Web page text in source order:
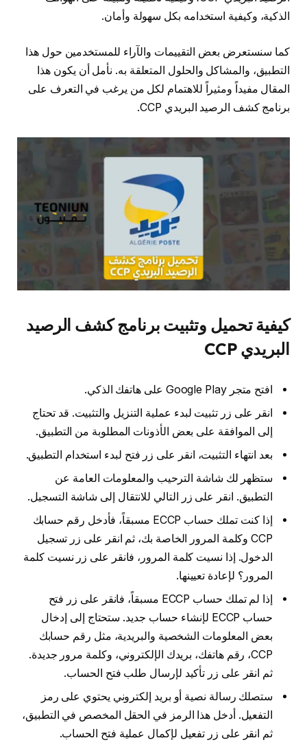
الذكية، وكيفية استخدامه بكل سهولة وأمان.
كما سنستعرض بعض التقييمات والآراء للمستخدمين حول هذا
التطبيق، والمشاكل والحلول المتعلقة به. نأمل أن يكون هذا
المقال مفيداً ومثيراً للاهتمام لكل من يرغب في التعرف على
برنامج كشف الرصيد البريدي CCP.
كيفية تحميل وتثبيت برنامج كشف الرصيد
البريدي CCP
افتح متجر Google Play على هاتفك الذكي.
انقر على زر تثبيت لبدء عملية التنزيل والتثبيت. قد تحتاج
إلى الموافقة على بعض الأذونات المطلوبة من التطبيق.
بعد انتهاء التثبيت، انقر على زر فتح لبدء استخدام التطبيق.
ستظهر لك شاشة الترحيب والمعلومات العامة عن
التطبيق. انقر على زر التالي للانتقال إلى شاشة التسجيل.
إذا كنت تملك حساب ECCP مسبقاً، فأدخل رقم حسابك
CCP وكلمة المرور الخاصة بك، ثم انقر على زر تسجيل
الدخول. إذا نسيت كلمة المرور، فانقر على زر نسيت كلمة
المرور؟ لإعادة تعيينها.
إذا لم تملك حساب ECCP مسبقاً، فانقر على زر فتح
حساب ECCP لإنشاء حساب جديد. ستحتاج إلى إدخال
بعض المعلومات الشخصية والبريدية، مثل رقم حسابك
CCP، رقم هاتفك، بريدك الإلكتروني، وكلمة مرور جديدة.
ثم انقر على زر تأكيد لإرسال طلب فتح الحساب.
ستصلك رسالة نصية أو بريد إلكتروني يحتوي على رمز
التفعيل. أدخل هذا الرمز في الحقل المخصص في التطبيق،
ثم انقر على زر تفعيل لإكمال عملية فتح الحساب.